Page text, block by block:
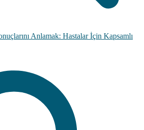
Anlamak: Hastalar İçin Kapsamlı